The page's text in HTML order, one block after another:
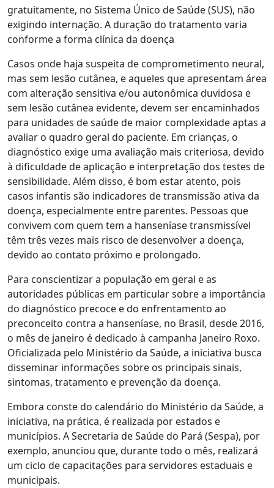
gratuitamente, no Sistema Único de Saúde (SUS), não
exigindo internação. A duração do tratamento varia
conforme a forma clínica da doença
Casos onde haja suspeita de comprometimento neural,
mas sem lesão cutânea, e aqueles que apresentam área
com alteração sensitiva e/ou autonômica duvidosa e
sem lesão cutânea evidente, devem ser encaminhados
para unidades de saúde de maior complexidade aptas a
avaliar o quadro geral do paciente. Em crianças, o
diagnóstico exige uma avaliação mais criteriosa, devido
à dificuldade de aplicação e interpretação dos testes de
sensibilidade. Além disso, é bom estar atento, pois
casos infantis são indicadores de transmissão ativa da
doença, especialmente entre parentes. Pessoas que
convivem com quem tem a hanseníase transmissível
têm três vezes mais risco de desenvolver a doença,
devido ao contato próximo e prolongado.
Para conscientizar a população em geral e as
autoridades públicas em particular sobre a importância
do diagnóstico precoce e do enfrentamento ao
preconceito contra a hanseníase, no Brasil, desde 2016,
o mês de janeiro é dedicado à campanha Janeiro Roxo.
Oficializada pelo Ministério da Saúde, a iniciativa busca
disseminar informações sobre os principais sinais,
sintomas, tratamento e prevenção da doença.
Embora conste do calendário do Ministério da Saúde, a
iniciativa, na prática, é realizada por estados e
municípios. A Secretaria de Saúde do Pará (Sespa), por
exemplo, anunciou que, durante todo o mês, realizará
um ciclo de capacitações para servidores estaduais e
municipais.